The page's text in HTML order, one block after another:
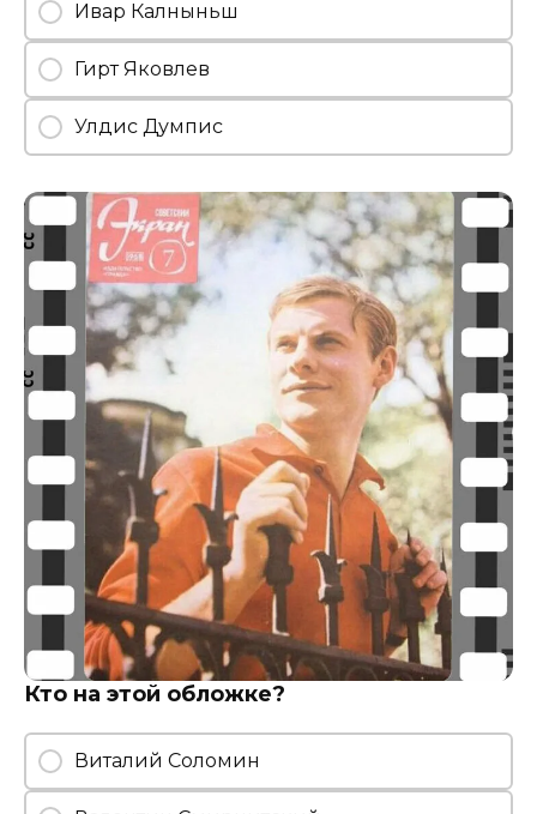
Ивар Калныньш
Гирт Яковлев
Улдис Думпис
Кто на этой обложке?
Виталий Соломин